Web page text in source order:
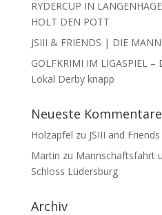
RYDERCUP IN
HOLT DEN POTT
JSIII & FRIENDS | DIE
GOLFKRIMI IM LIGASPIEL
Lokal Derby knapp
Neueste Kommentare
Holzapfel zu JSIII and
Martin zu Mannschaftsfahrt
Schloss Lüdersburg
Archiv